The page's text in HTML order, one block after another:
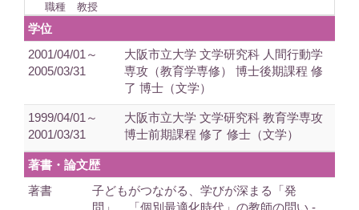
職種
教授
学位
2001/04/01～
2005/03/31
大阪市立大学 文学研究科 人間行動学
専攻（教育学専修） 博士後期課程 修
了 博士（文学）
1999/04/01～
2001/03/31
大阪市立大学 文学研究科 教育学専攻
博士前期課程 修了 修士（文学）
著書・論文歴
著書
子どもがつながる、学びが深まる「発